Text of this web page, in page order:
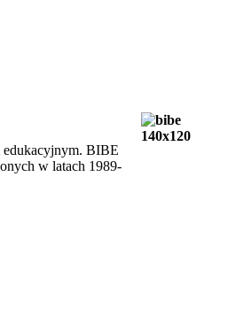
edukacyjnym. BIBE
w latach 1989-